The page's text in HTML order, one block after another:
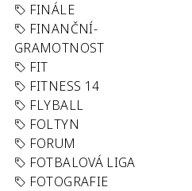
FINÁLE
FINANČNÍ-
GRAMOTNOST
FIT
FITNESS 14
FLYBALL
FOLTYN
FORUM
FOTBALOVÁ LIGA
FOTOGRAFIE